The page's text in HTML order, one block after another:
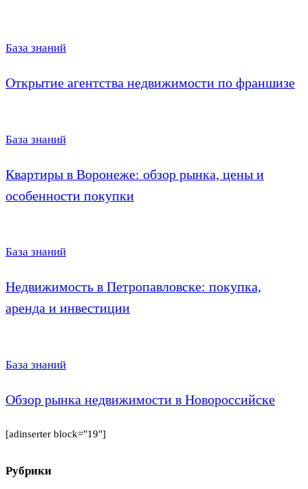
База знаний
Открытие агентства недвижимости по франшизе
База знаний
Квартиры в Воронеже: обзор рынка, цены и
особенности покупки
База знаний
Недвижимость в Петропавловске: покупка,
аренда и инвестиции
База знаний
Обзор рынка недвижимости в Новороссийске
[adinserter block="19"]
Рубрики